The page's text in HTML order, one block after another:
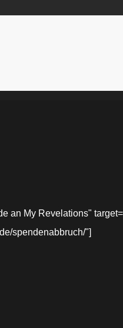
an My Revelations"
spendenabbruch/"]